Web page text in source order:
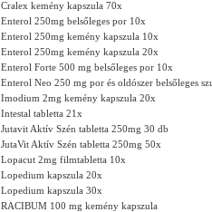
Cralex kemény kapszula 70x
Enterol 250mg belsőleges por 10x
Enterol 250mg kemény kapszula 10x
Enterol 250mg kemény kapszula 20x
Enterol Forte 500 mg belsőleges por 10x
Enterol Neo 250 mg por és oldószer belsőleges
Imodium 2mg kemény kapszula 20x
Intestal tabletta 21x
Jutavit Aktív Szén tabletta 250mg 30 db
JutaVit Aktív Szén tabletta 250mg 50x
Lopacut 2mg filmtabletta 10x
Lopedium kapszula 20x
Lopedium kapszula 30x
RACIBUM 100 mg kemény kapszula